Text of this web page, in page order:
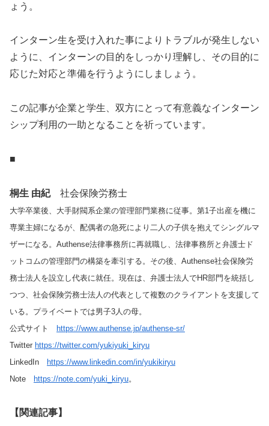
ょう。
インターン生を受け入れた事によりトラブルが発生しない
ように、インターンの目的をしっかり理解し、その目的に
応じた対応と準備を行うようにしましょう。
この記事が企業と学生、双方にとって有意義なインターン
シップ利用の一助となることを祈っています。
■
桐生 由紀 社会保険労務士
大学卒業後、大手財閥系企業の管理部門業務に従事。第1子出産を機に
専業主婦になるが、配偶者の急死により二人の子供を抱えてシングルマ
ザーになる。Authense法律事務所に再就職し、法律事務所と弁護士ド
ットコムの管理部門の構築を牽引する。その後、Authense社会保険労
務士法人を設立し代表に就任。現在は、弁護士法人でHR部門を統括し
つつ、社会保険労務士法人の代表として複数のクライアントを支援して
いる。プライベートでは男子3人の母。
公式サイト
https://www.authense.jp/authense-sr/
Twitter https://twitter.com/yukiyuki_kiryu
LinkedIn
https://www.linkedin.com/in/yukikiryu
Note
https://note.com/yuki_kiryu。
【関連記事】